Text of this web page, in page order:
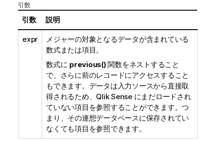
引数
引数 説明
expr
メジャーの対象となるデータが含まれている
数式または項目。
数式に previous()関数をネストすること
で、さらに前のレコードにアクセスすること
もできます。データは入力ソースから直接取
得されるため、 Qlik Senseにまだロードされ
ていない項目を参照することができます。つ
まり、その連想データベースに保存されてい
なくても項目を参照できます。